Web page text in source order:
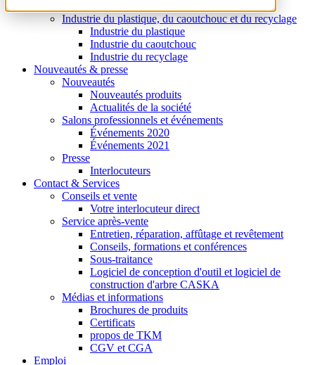
Industrie du plastique, du caoutchouc et du recyclage
Industrie du plastique
Industrie du caoutchouc
Industrie du recyclage
Nouveautés & presse
Nouveautés
Nouveautés produits
Actualités de la société
Salons professionnels et événements
Événements 2020
Événements 2021
Presse
Interlocuteurs
Contact & Services
Conseils et vente
Votre interlocuteur direct
Service après-vente
Entretien, réparation, affûtage et revêtement
Conseils, formations et conférences
Sous-traitance
Logiciel de conception d'outil et logiciel de
construction d'arbre CASKA
Médias et informations
Brochures de produits
Certificats
propos de TKM
CGV et CGA
Emploi